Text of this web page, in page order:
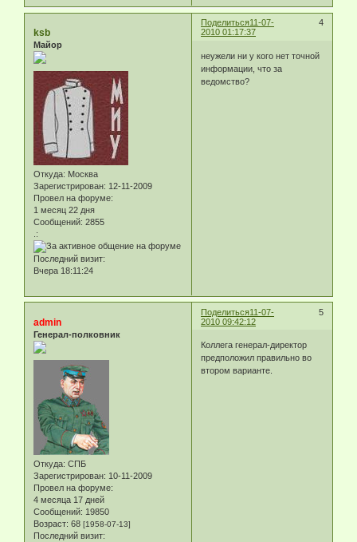
Поделиться 4
11-07-
2010 01:17:37
ksb
Майор
Откуда: Москва
Зарегистрирован: 12-11-2009
Провел на форуме:
1 месяц 22 дня
Сообщений: 2855
.:
Последний визит:
Вчера 18:11:24
неужели ни у кого нет точной
информации, что за
ведомство?
Поделиться 5
11-07-
2010 09:42:12
admin
Генерал-полковник
Откуда: СПБ
Зарегистрирован: 10-11-2009
Провел на форуме:
4 месяца 17 дней
Сообщений: 19850
Возраст: 68 [1958-07-13]
Последний визит:
Коллега генерал-директор
предположил правильно во
втором варианте.